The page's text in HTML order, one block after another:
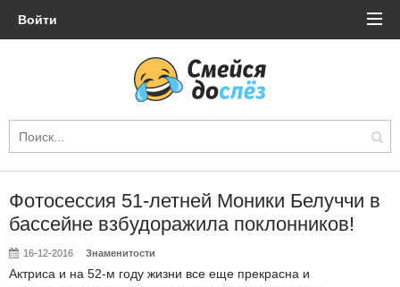
Войти
Фотосессия 51-летней Моники Белуччи в
бассейне взбудоражила поклонников!
16-12-2016 Знаменитости
Актриса и на 52-м году жизни все еще прекрасна и